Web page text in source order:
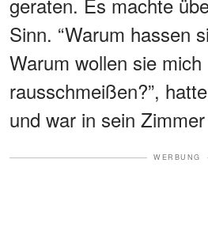
Sinn. “Warum hassen
Warum wollen sie mich
rausschmeißen?”,
und war in sein
WERBUNG